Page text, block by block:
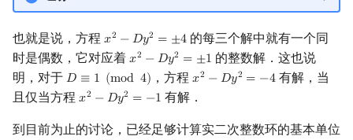
也就是说，方程 𝑥2 −𝐷𝑦2 = ±4
x2 −D y2=± 4
的每三个解中就有一个同
时是偶数，它对应着 𝑥2 −𝐷𝑦2 = ±1
x2 −D y2=± 1
的整数解．这也说
明，对于 𝐷 ≡ 1 (mod 4)
D≡ 1( mod4) ，方程𝑥2 −𝐷𝑦2 = −4
x2 −D y2=− 4
有解，当
且仅当方程 𝑥2 −𝐷𝑦2 = −1
x2 −D y2=− 1 有解．
到目前为止的讨论，已经足够计算实二次整数环的基本单位